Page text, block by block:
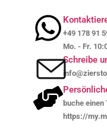
+49 178 91
Mo. - Fr.
Schreibe
buche einen
https://